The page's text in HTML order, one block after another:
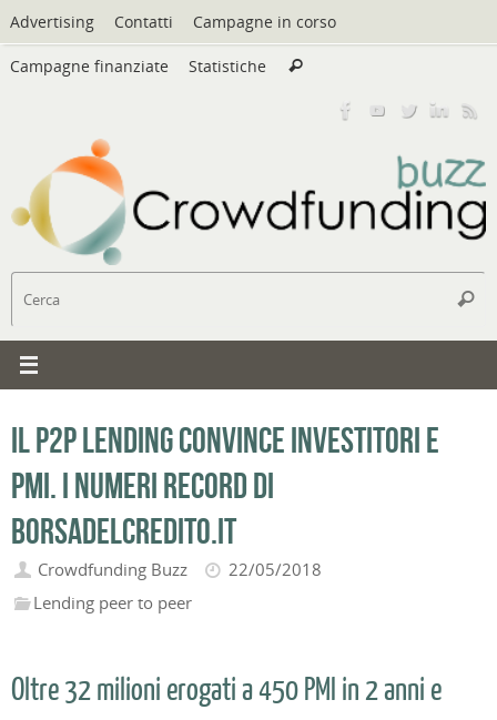
Vai
al
contenuto
Advertising Contatti Campagne in corso
Campagne finanziate Statistiche Cerca
Cerca
Il P2P lending convince investitori e
PMI. I numeri record di
Borsadelcredito.it
Crowdfunding Buzz
22/05/2018
Lending peer to peer
Oltre 32 milioni erogati a 450 PMI in 2 anni e